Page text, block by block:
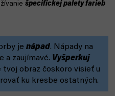
špecifickej palety farieb
je nápad. Nápady na
a zaujímavé. Vyšperkuj
tvoj obraz čoskoro visieť u
ku kresbe ostatných.